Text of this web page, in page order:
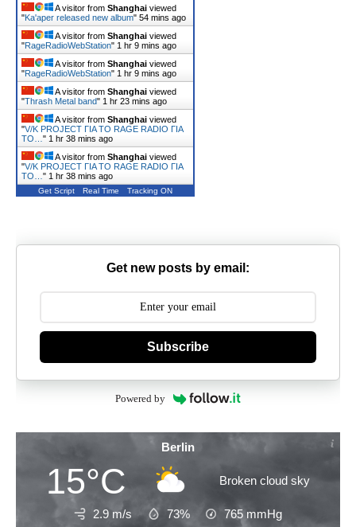
A visitor from Shanghai viewed
"Ka'aper released new album" 54 mins ago
A visitor from Shanghai viewed
"RageRadioWebStation" 1 hr 9 mins ago
A visitor from Shanghai viewed
"RageRadioWebStation" 1 hr 9 mins ago
A visitor from Shanghai viewed
"Thrash Metal band" 1 hr 23 mins ago
A visitor from Shanghai viewed
"V/K PROJECT ΓΙΑ ΤΟ RAGE RADIO ΓΙΑ
ΤΟ… " 1 hr 38 mins ago
A visitor from Shanghai viewed
"V/K PROJECT ΓΙΑ ΤΟ RAGE RADIO ΓΙΑ
ΤΟ… " 1 hr 38 mins ago
Get Script Real Time Tracking ON
Get new posts by email:
Subscribe
Powered by
Berlin
15°C Broken cloud sky
2.9 m/s 73% 765 mmHg